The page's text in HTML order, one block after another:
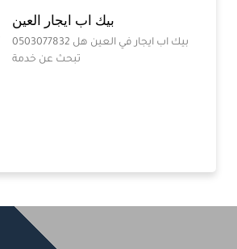
بيك اب ايجار العين
0503077832 بيك اب ايجار في العين هل
تبحث عن خدمة